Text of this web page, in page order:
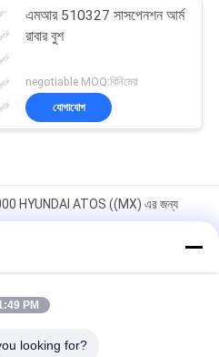
এমআর 510327 সাসপেনশন আর্ম
রাবার বুশ
negotiable MOQ:বিনিমেয়
যোগাযোগ
HYUNDAI ATOS ((MX) এর জন্য
FORD F-150 এর জন্য
OEM FL3Z3050B FL3Z-3050-C
PM
looking for?